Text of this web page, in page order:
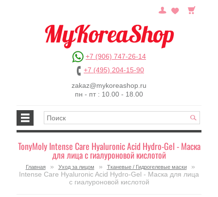
+7 (906) 747-26-14
+7 (495) 204-15-90
zakaz@mykoreashop.ru
пн - пт : 10.00 - 18.00
TonyMoly Intense Care Hyaluronic Acid Hydro-Gel - Маска
для лица с гиалуроновой кислотой
Главная » Уход за лицом » Тканевые / Гидрогелевые маски
»
Intense Care Hyaluronic Acid Hydro-Gel - Маска для лица
с гиалуроновой кислотой